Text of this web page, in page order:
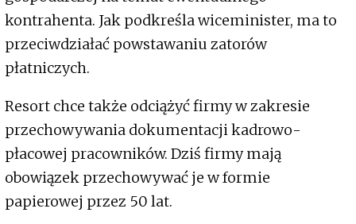
kontrahenta. Jak podkreśla wiceminister, ma to
przeciwdziałać powstawaniu zatorów
płatniczych.
Resort chce także odciążyć firmy w zakresie
przechowywania dokumentacji kadrowo-
płacowej pracowników. Dziś firmy mają
obowiązek przechowywać je w formie
papierowej przez 50 lat.